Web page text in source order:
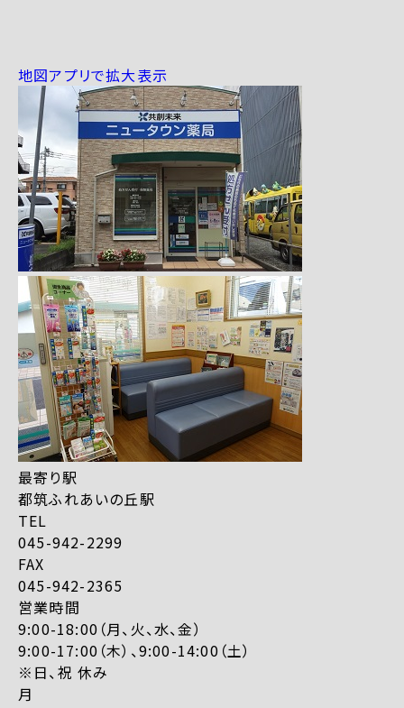
地図アプリで拡大表示
最寄り駅
都筑ふれあいの丘駅
TEL
045-942-2299
FAX
045-942-2365
営業時間
9:00-18:00（月、火、水、金）
9:00-17:00（木）、9:00-14:00（土）
※日、祝 休み
月